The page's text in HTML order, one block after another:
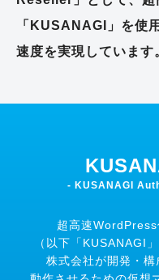
「KUSANAGI」を使
速度を実現しています
- KUSANAGI
超高速WordPress
（以下「KUSANAGI」
株式会社が開発・構